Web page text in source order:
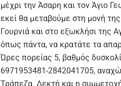
μέχρι την Άσαρη και τον Άγιο
εκεί θα μεταβούμε στη μονή
Γουρνιά και στο εξωκλήσι της
όπως πάντα, να κρατάτε τα
Ώρες πορείας 5, βαθμός
6971953481-2842041705,
Τράπεζα. Δεκτή και η